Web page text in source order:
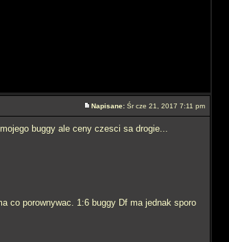
Napisane: Śr cze 21, 2017 7:11 pm
buggy ale ceny czesci sa drogie...
co porownywac. 1:6 buggy Df ma jednak sporo